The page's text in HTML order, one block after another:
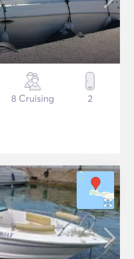
8 Cruising 2